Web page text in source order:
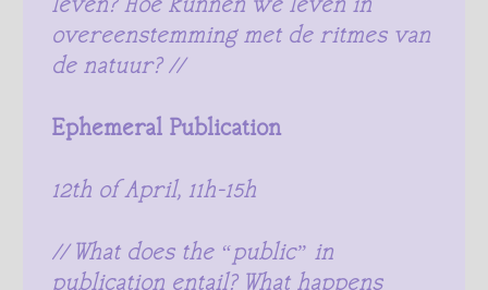
leven? Hoe kunnen we leven in
overeenstemming met de ritmes van
de natuur? //
Ephemeral Publication
12th of April, 11h-15h
// What does the “public” in
publication entail? What happens